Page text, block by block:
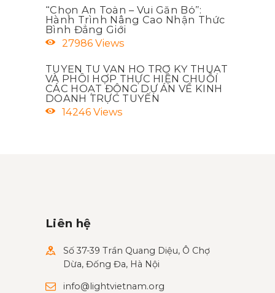
“Chọn An Toàn – Vui Gắn Bó”:
Hành Trình Nâng Cao Nhận Thức
Bình Đẳng Giới
27986 Views
TUYỂN TƯ VẤN HỖ TRỢ KỸ THUẬT
VÀ PHÔI HỢP THỰC HIỆN CHUỖI
CÁC HOẠT ĐỘNG DỰ ÁN VỀ KINH
DOANH TRỰC TUYẾN
14246 Views
Liên hệ
Số 37-39 Trần Quang Diệu, Ô Chợ
Dừa, Đống Đa, Hà Nội
info@lightvietnam.org